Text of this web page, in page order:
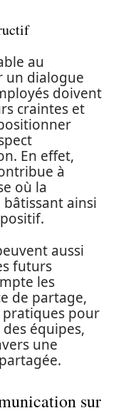
au
un dialogue
doivent
craintes et
En effet,
à
où la
ainsi
aussi
futurs
les
de partage,
pratiques pour
équipes,
une
sur